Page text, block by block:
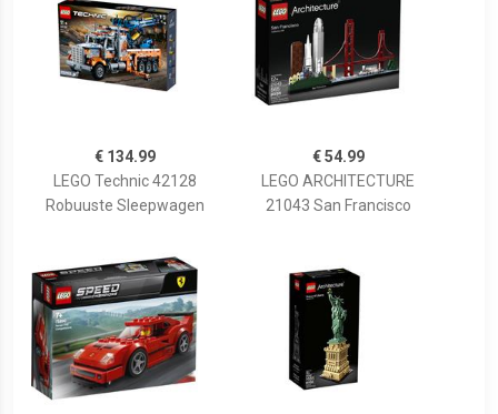
€ 134.99
LEGO Technic 42128
Robuuste Sleepwagen
€ 54.99
LEGO ARCHITECTURE
21043 San Francisco